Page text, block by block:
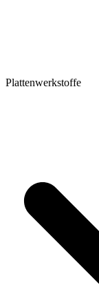
Plattenwerkstoffe